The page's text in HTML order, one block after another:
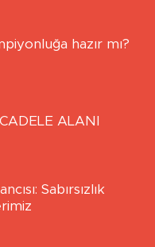
hazır mı?
ALANI
Sabırsızlık